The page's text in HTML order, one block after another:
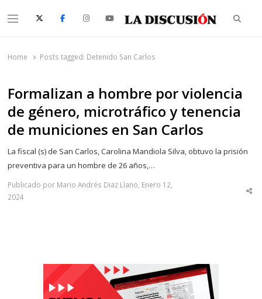
Menu
Home Posts tagged: Detenido San Carlos
Formalizan a hombre por violencia
de género, microtráfico y tenencia
de municiones en San Carlos
La fiscal (s) de San Carlos, Carolina Mandiola Silva, obtuvo la prisión
preventiva para un hombre de 26 años,…
Publicado por Mario Andrés Diaz Llano, Enero 12,
2024